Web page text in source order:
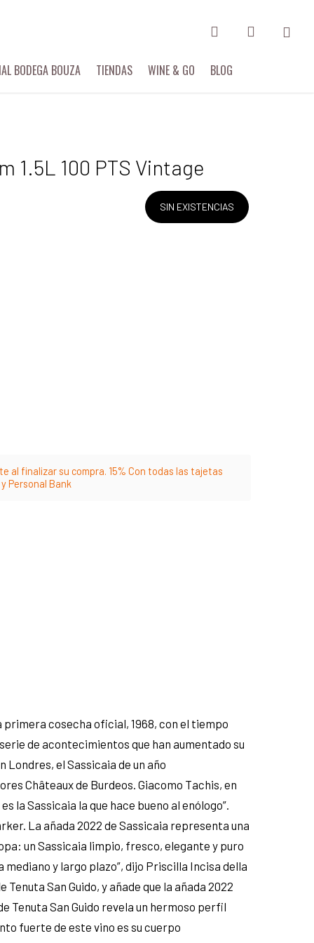
BODEGA BOUZA TIENDAS WINE & GO BLOG
1.5L 100 PTS Vintage
al finalizar su compra. 15% Con todas las tajetas
Personal Bank
SIN EXISTENCIAS
primera cosecha oficial, 1968, con el tiempo
de acontecimientos que han aumentado su
Londres, el Sassicaia de un año
Châteaux de Burdeos. Giacomo Tachis, en
la Sassicaia la que hace bueno al enólogo”.
La añada 2022 de Sassicaia representa una
un Sassicaia limpio, fresco, elegante y puro
y largo plazo”, dijo Priscilla Incisa della
San Guido, y añade que la añada 2022
Tenuta San Guido revela un hermoso perfil
fuerte de este vino es su cuerpo